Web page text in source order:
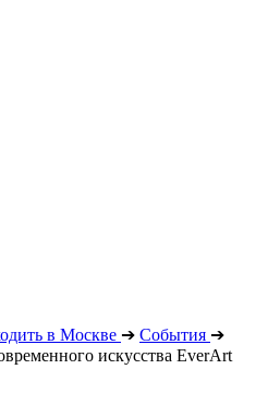
в Москве ➔ События ➔
искусства EverArt